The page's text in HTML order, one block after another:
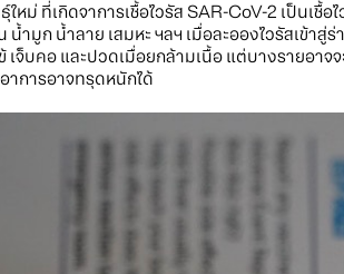
ใหม่ ที่เกิดจาการเชื้อไวรัส SAR-CoV-2 เป็นเ
ำมูก น้ำลาย เสมหะ ฯลฯ เมื่อละอองไวรัสเข้าสู่
เจ็บคอ และปวดเมื่อยกล้ามเนื้อ แต่บางรายอา
าการอาจทรุดหนักได้